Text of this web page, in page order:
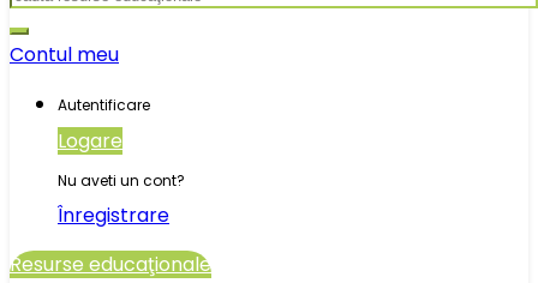
Contul meu
Autentificare
Logare
Nu aveti un cont?
Înregistrare
Resurse educaţionale